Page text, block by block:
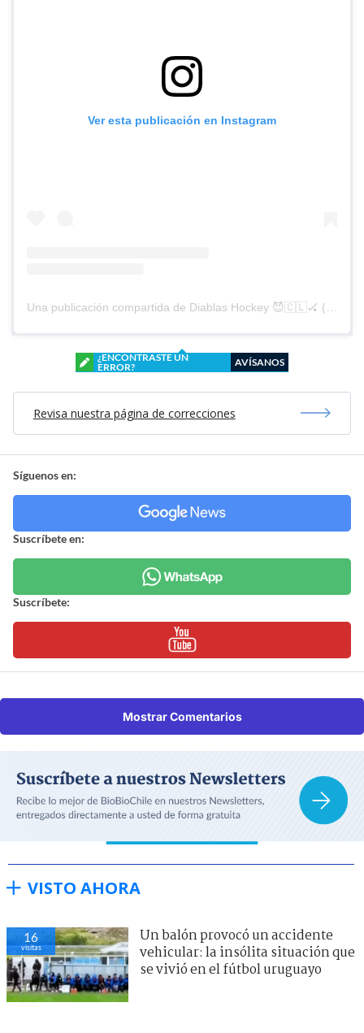
Ver esta publicación en Instagram
¿ENCONTRASTE UN
ERROR?
AVÍSANOS
Revisa nuestra página de correcciones
Síguenos en:
Suscríbete en:
Suscríbete:
Mostrar Comentarios
VISTO AHORA
16
visitas
Un balón provocó un accidente
vehicular: la insólita situación que
se vivió en el fútbol uruguayo